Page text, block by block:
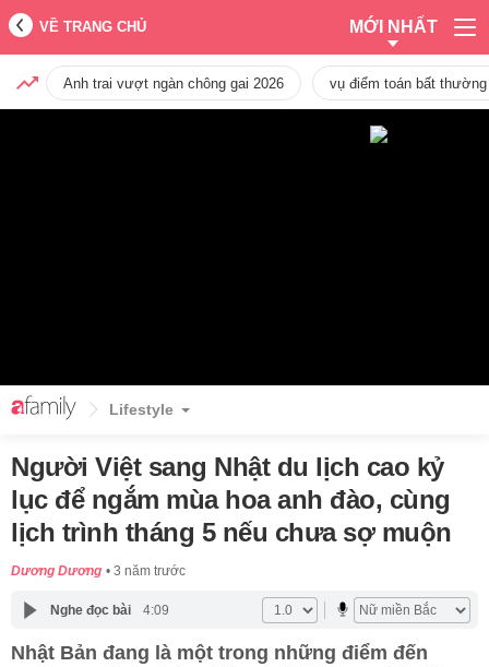
VỀ TRANG CHỦ MỚI NHẤT
Anh trai vượt ngàn chông gai 2026 vụ điểm toán bất
Lifestyle
Người Việt sang Nhật du lịch cao kỷ
lục để ngắm mùa hoa anh đào, cùng
lịch trình tháng 5 nếu chưa sợ muộn
Dương Dương 3 năm trước
Nghe đọc bài 4:09
Nhật Bản đang là một trong những điểm đến